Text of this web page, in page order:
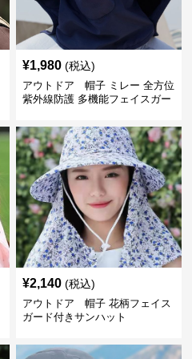
¥1,980 (税込)
アウトドア 帽子 ミレー 全方位
紫外線防護 多機能フェイスガー
¥2,140 (税込)
アウトドア 帽子 花柄フェイス
ガード付きサンハット